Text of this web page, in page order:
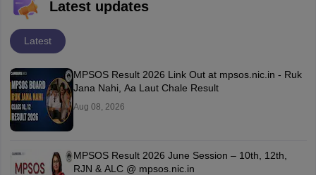
Latest updates
Latest
MPSOS Result 2026 Link Out at mpsos.nic.in - Ruk
Jana Nahi, Aa Laut Chale Result
Aug 08, 2026
MPSOS Result 2026 June Session – 10th, 12th,
RJN & ALC @ mpsos.nic.in